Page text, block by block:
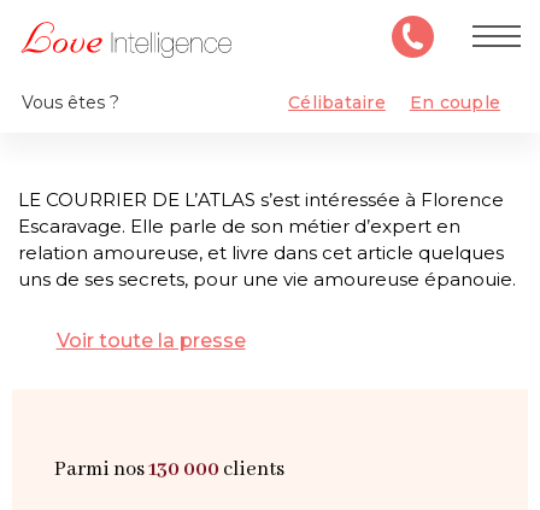
Vous êtes ? Célibataire En couple
LE COURRIER DE L’ATLAS s’est intéressée à Florence
Escaravage. Elle parle de son métier d’expert en
relation amoureuse, et livre dans cet article quelques
uns de ses secrets, pour une vie amoureuse épanouie.
Voir toute la presse
Parmi nos130 000 clients